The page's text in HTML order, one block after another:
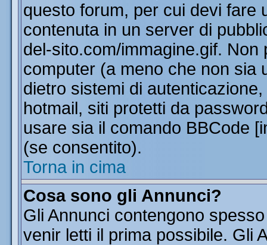
questo forum, per cui devi fare
contenuta in un server di
del-sito.com/immagine.gif.
computer (a meno che non sia
dietro sistemi di
hotmail, siti protetti da
usare sia il comando BBCode
(se consentito).
Torna in cima
Cosa sono gli Annunci?
Gli Annunci contengono
venir letti il prima possibile. Gli